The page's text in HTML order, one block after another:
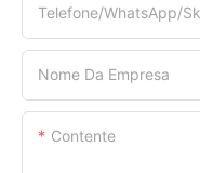
Telefone/WhatsApp/
Nome Da Empresa
Contente